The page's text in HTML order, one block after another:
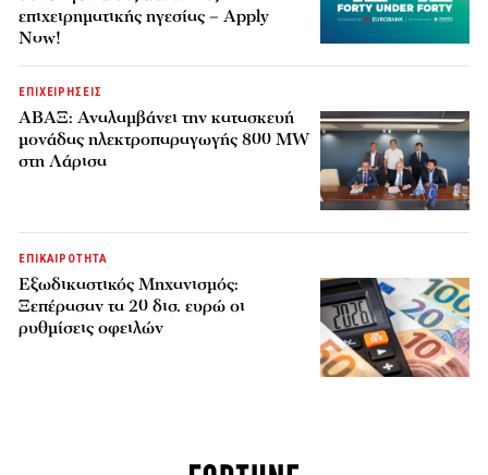
επιχειρηματικής ηγεσίας – Apply
Now!
ΕΠΙΧΕΙΡΗΣΕΙΣ
ΑΒΑΞ: Αναλαμβάνει την κατασκευή
μονάδας ηλεκτροπαραγωγής 800 MW
στη Λάρισα
ΕΠΙΚΑΙΡΟΤΗΤΑ
Εξωδικαστικός Μηχανισμός:
Ξεπέρασαν τα 20 δισ. ευρώ οι
ρυθμίσεις οφειλών